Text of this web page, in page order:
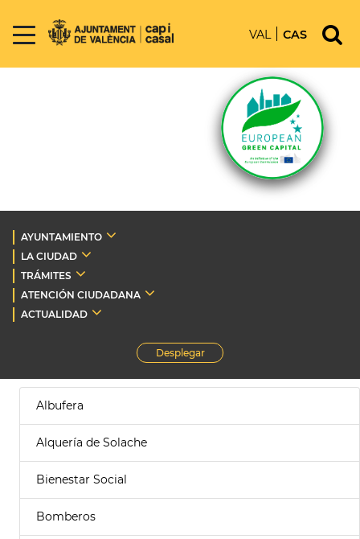
VAL CAS
AYUNTAMIENTO
LA CIUDAD
TRÁMITES
ATENCIÓN CIUDADANA
ACTUALIDAD
Desplegar
Albufera
Alquería de Solache
Bienestar Social
Bomberos